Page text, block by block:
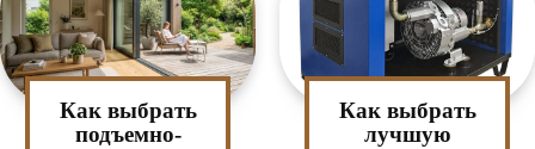
Как выбрать
подъемно-
Как выбрать
лучшую